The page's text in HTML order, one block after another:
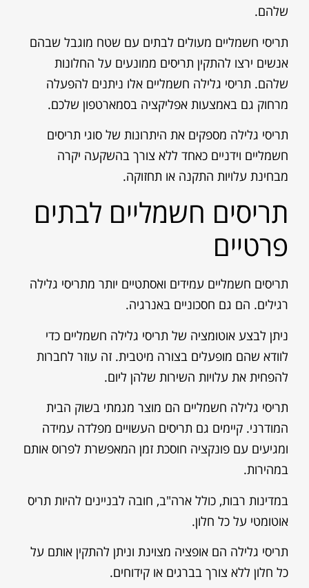
שלהם.
תריסי חשמליים מעולים לבתים עם שטח מוגבל שבהם
אנשים ירצו להתקין תריסים ממונעים על החלונות
שלהם. תריסי גלילה חשמליים אלו ניתנים להפעלה
מרחוק גם באמצעות אפליקציה בסמארטפון שלכם.
תריסי גלילה מספקים את היתרונות של סוגי תריסים
חשמליים וידניים כאחד ללא צורך בהשקעה יקרה
מבחינת עלויות התקנה או תחזוקה.
תריסים חשמליים לבתים
פרטיים
תריסים חשמליים עמידים ואסתטיים יותר מתריסי גלילה
רגילים. הם גם חסכוניים באנרגיה.
ניתן לבצע אוטומציה של תריסי גלילה חשמליים כדי
לוודא שהם מופעלים בצורה מיטבית. זה עוזר לחברות
להפחית את עלויות השירות שלהן ליום.
תריסי גלילה חשמליים הם מוצר מגמתי בשוק הבית
המודרני. קיימים גם תריסים העשויים מפלדה עמידה
ומגיעים עם פונקציה חוסכת זמן המאפשרת לפרוס אותם
במהירות.
במדינות רבות, כולל ארה"ב, חובה לבניינים להיות תריס
אוטומטי על כל חלון.
תריסי גלילה הם אופציה מצוינת וניתן להתקין אותם על
כל חלון ללא צורך בברגים או קידוחים.